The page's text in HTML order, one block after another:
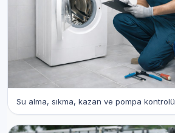
Su alma, sıkma, kazan ve pompa kontrolü